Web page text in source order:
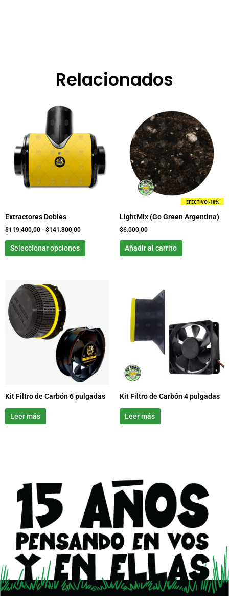
Relacionados
Extractores Dobles
$119.400,00 - $141.800,00
$119.400,00
$141.800,00
Seleccionar opciones
múltiples
variantes.
Las
opciones
se
página
EFECTIVO -10%
LightMix (Go Green Argentina)
$6.000,00
Añadir al carrito
Kit Filtro de Carbón 6 pulgadas
Leer más
Kit Filtro de Carbón 4 pulgadas
Leer más